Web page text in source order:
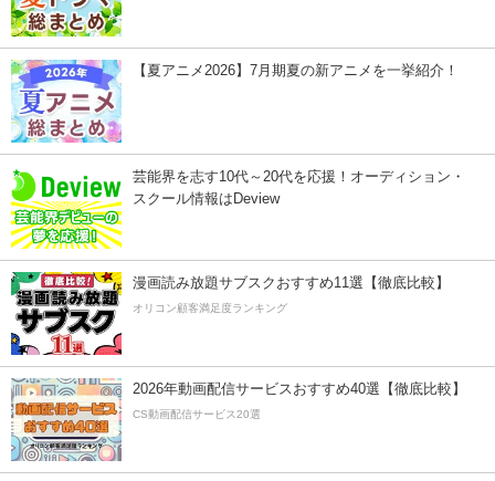
【夏アニメ2026】7月期夏の新アニメを一挙紹介！
芸能界を志す10代～20代を応援！オーディション・
スクール情報はDeview
漫画読み放題サブスクおすすめ11選【徹底比較】
オリコン顧客満足度ランキング
2026年動画配信サービスおすすめ40選【徹底比較】
CS動画配信サービス20選